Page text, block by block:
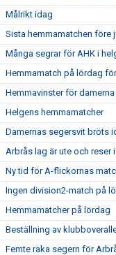
Målrikt idag
Sista hemmamatchen före
Många segrar för AHK i
Hemmamatch på lördag
Hemmavinster för
Helgens hemmamatcher
Damernas segersvit bröts
Arbrås lag är ute och reser
Ny tid för A-flickornas
Ingen division2-match på
Hemmamatcher på lördag
Beställning av
Femte raka segern för